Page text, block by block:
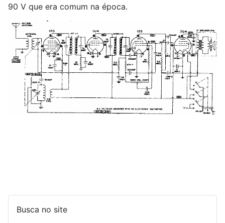
90 V que era comum na época.
Busca no site